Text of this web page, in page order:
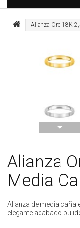
Alianza Oro 18K
Alianza
Media
Alianza de media caña
elegante acabado